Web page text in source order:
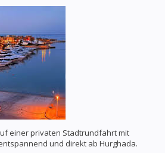
einer privaten Stadtrundfahrt mit
und direkt ab Hurghada.